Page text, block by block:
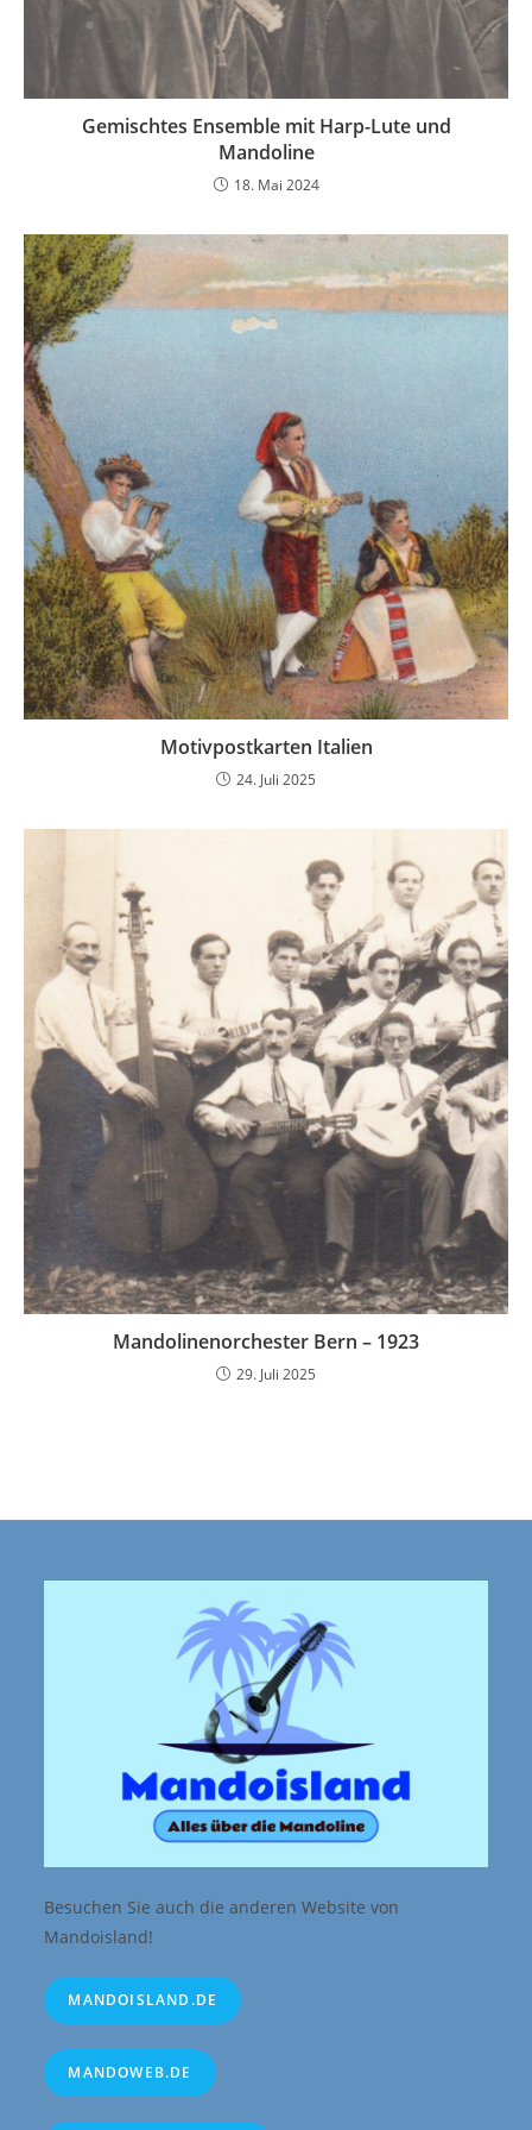
Gemischtes Ensemble mit Harp-Lute und
Mandoline
18. Mai 2024
Motivpostkarten Italien
24. Juli 2025
Mandolinenorchester Bern – 1923
29. Juli 2025
Besuchen Sie auch die anderen Website von
Mandoisland!
MANDOISLAND.DE
MANDOWEB.DE